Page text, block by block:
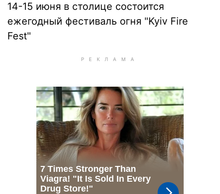
14-15 июня в столице состоится
ежегодный фестиваль огня "Kyiv Fire
Fest"